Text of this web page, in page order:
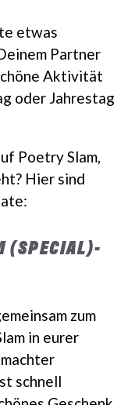
etwas
Partner
Aktivität
oder Jahrestag
Poetry Slam,
Hier sind
(SPECIAL)-
zum
in eurer
schnell